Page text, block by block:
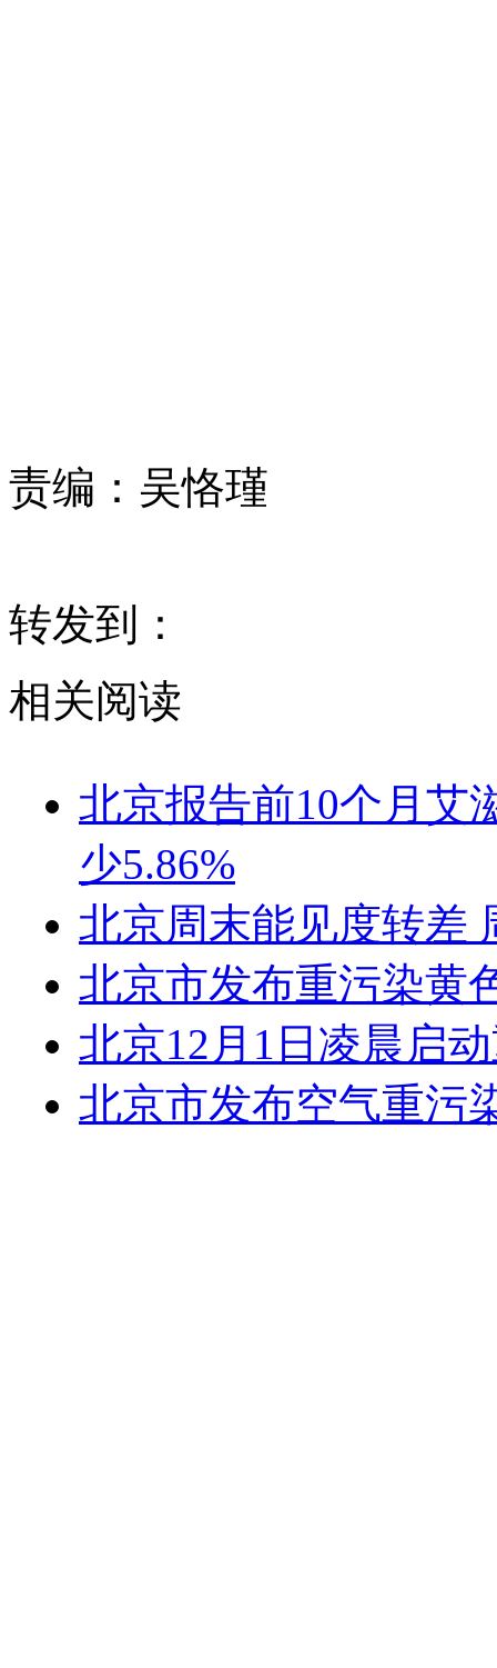
责编： 吴恪瑾
转发到：
相关阅读
北京报告前10个月艾
少5.86%
北京周末能见度转差
北京市发布重污染黄
北京12月1日凌晨启
北京市发布空气重污